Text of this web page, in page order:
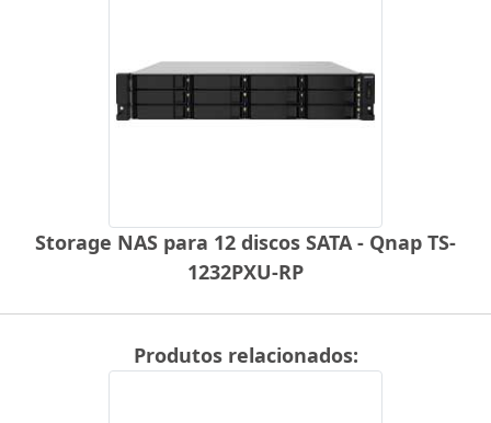
Storage NAS para 12 discos SATA - Qnap TS-
1232PXU-RP
Produtos relacionados: